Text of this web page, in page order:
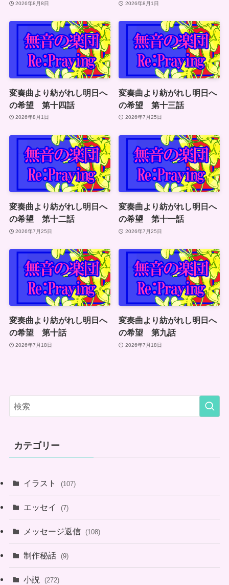
2026年8月8日 2026年8月1日
変奏曲より紡がれし明日へ
の希望 第十四話
2026年8月1日
変奏曲より紡がれし明日へ
の希望 第十三話
2026年7月25日
変奏曲より紡がれし明日へ
の希望 第十二話
2026年7月25日
変奏曲より紡がれし明日へ
の希望 第十一話
2026年7月25日
変奏曲より紡がれし明日へ
の希望 第十話
2026年7月18日
変奏曲より紡がれし明日へ
の希望 第九話
2026年7月18日
カテゴリー
イラスト (107)
エッセイ (7)
メッセージ返信 (108)
制作秘話 (9)
小説 (272)